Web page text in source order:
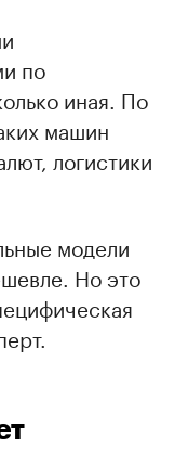
по
иная. По
машин
логистики
модели
Но это